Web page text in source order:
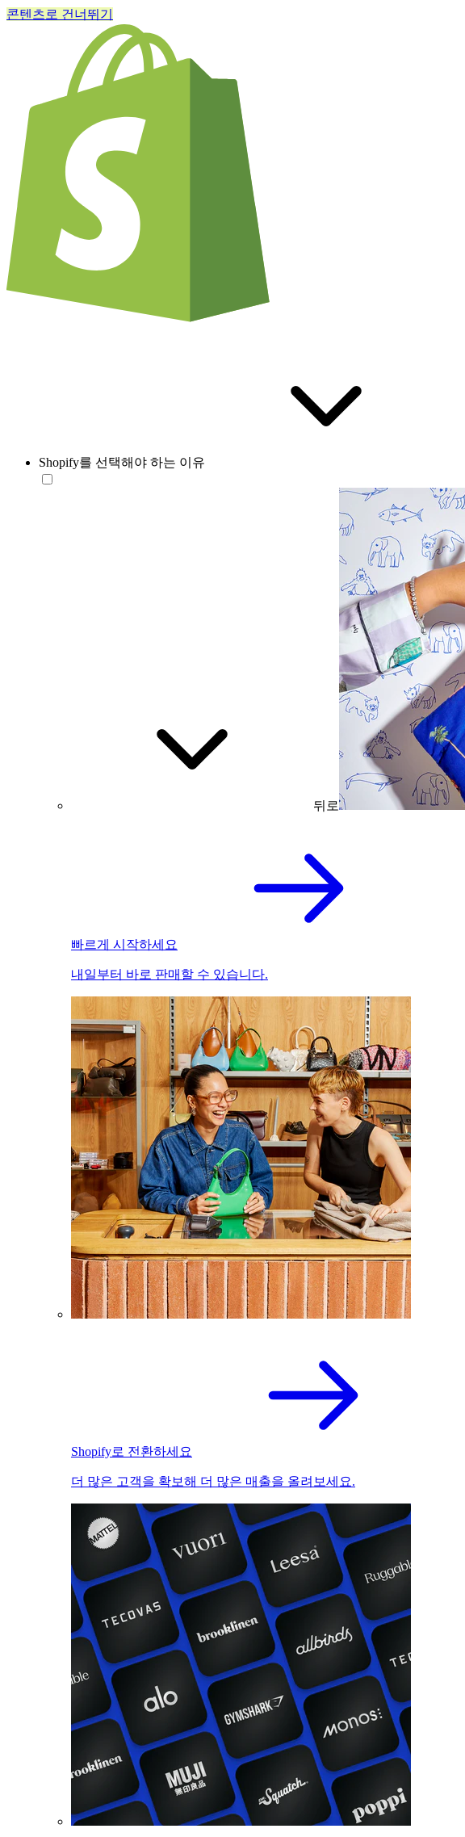
콘텐츠로 건너뛰기
Shopify를 선택해야 하는 이유
뒤로
빠르게 시작하세요
내일부터 바로 판매할 수 있습니다.
Shopify로 전환하세요
더 많은 고객을 확보해 더 많은 매출을 올려보세요.